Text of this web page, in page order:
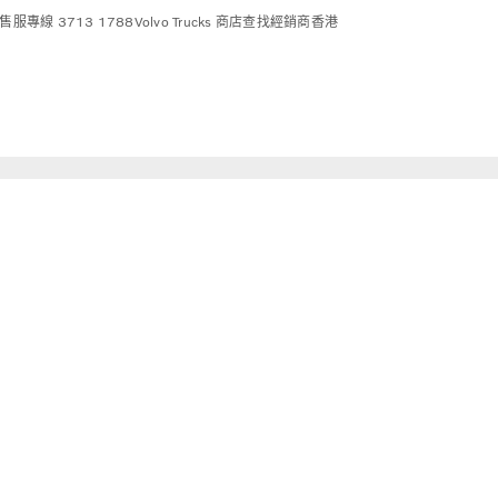
售服專線 3713 1788Volvo Trucks 商店查找經銷商香港